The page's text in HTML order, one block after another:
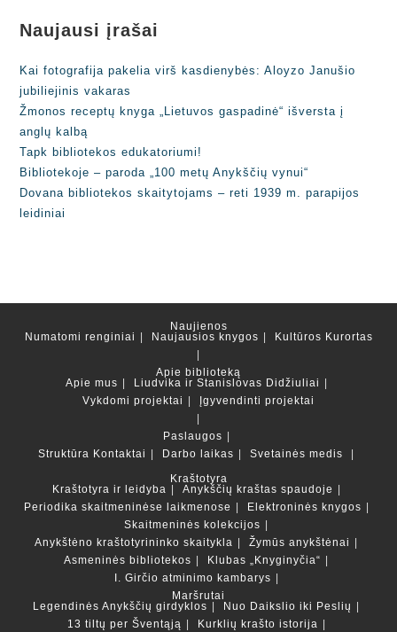
Naujausi įrašai
Kai fotografija pakelia virš kasdienybės: Aloyzo Janušio
jubiliejinis vakaras
Žmonos receptų knyga „Lietuvos gaspadinė“ išversta į
anglų kalbą
Tapk bibliotekos edukatoriumi!
Bibliotekoje – paroda „100 metų Anykščių vynui“
Dovana bibliotekos skaitytojams – reti 1939 m. parapijos
leidiniai
Naujienos
Numatomi renginiai
Naujausios knygos Kultūros Kurortas
Apie biblioteką
Apie mus
Liudvika ir Stanislovas Didžiuliai
Vykdomi projektai
Įgyvendinti projektai
Paslaugos
Struktūra Kontaktai Darbo laikas
Svetainės medis
Kraštotyra
Kraštotyra ir leidyba
Anykščių kraštas spaudoje
Periodika skaitmeninėse laikmenose
Elektroninės knygos
Skaitmeninės kolekcijos
Anykštėno kraštotyrininko skaitykla
Žymūs anykštėnai
Asmeninės bibliotekos
Klubas „Knyginyčia“
I. Girčio atminimo kambarys
Maršrutai
Legendinės Anykščių girdyklos
Nuo Daikslio iki Peslių
13 tiltų per Šventąją
Kurklių krašto istorija